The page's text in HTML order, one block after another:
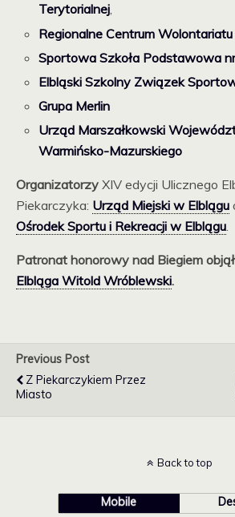
Terytorialnej,
Regionalne Centrum
Sportowa Szkoła Podstawowa
Elbląski Szkolny Związek
Grupa Merlin
Urząd Marszałkowski
Warmińsko-Mazurskiego
Organizatorzy XIV edycji Ulicznego
Piekarczyka: Urząd Miejski w Elblągu
Ośrodek Sportu i Rekreacji w Elblągu.
Patronat honorowy nad Biegiem objął
Elbląga Witold Wróblewski.
Previous Post
Z Piekarczykiem Przez
Miasto
Back to top
Mobile